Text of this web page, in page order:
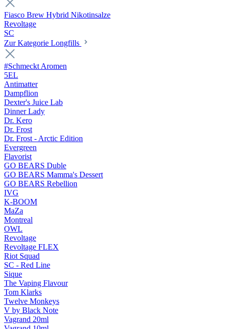
Fiasco Brew Hybrid Nikotinsalze
Revoltage
SC
Zur Kategorie Longfills
#Schmeckt Aromen
5EL
Antimatter
Dampflion
Dexter's Juice Lab
Dinner Lady
Dr. Kero
Dr. Frost
Dr. Frost - Arctic Edition
Evergreen
Flavorist
GO BEARS Duble
GO BEARS Mamma's Dessert
GO BEARS Rebellion
IVG
K-BOOM
MaZa
Montreal
OWL
Revoltage
Revoltage FLEX
Riot Squad
SC - Red Line
Sique
The Vaping Flavour
Tom Klarks
Twelve Monkeys
V by Black Note
Vagrand 20ml